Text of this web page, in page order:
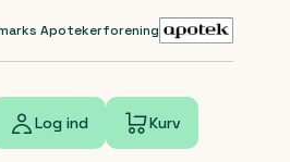
Apotekerforening
Log ind Kurv